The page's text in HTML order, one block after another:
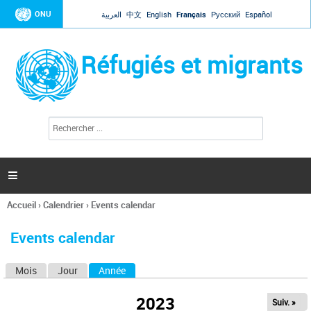
Jump to navigation
ONU العربية 中文 English Français Русский Español
Réfugiés et migrants
l
c
h
e

Vous
ici
Accueil›Calendrier› Events calendar
Events calendar
Mois Jour Année
2023 Suiv. »